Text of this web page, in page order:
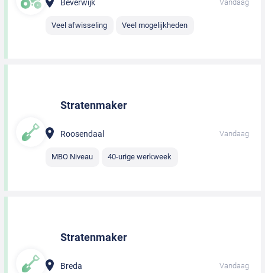
Beverwijk Vandaag
Veel afwisseling Veel mogelijkheden
Stratenmaker
Roosendaal Vandaag
MBO Niveau 40-urige werkweek
Stratenmaker
Breda Vandaag